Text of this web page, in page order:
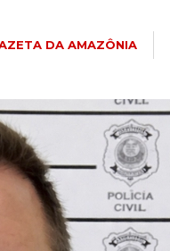
DA AMAZÔNIA